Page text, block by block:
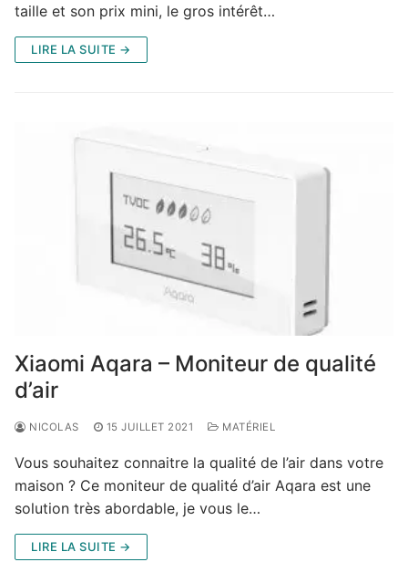
taille et son prix mini, le gros intérêt…
LIRE LA SUITE →
Xiaomi Aqara – Moniteur de qualité
d’air
NICOLAS 15 JUILLET 2021 MATÉRIEL
Vous souhaitez connaitre la qualité de l’air dans votre
maison ? Ce moniteur de qualité d’air Aqara est une
solution très abordable, je vous le…
LIRE LA SUITE →